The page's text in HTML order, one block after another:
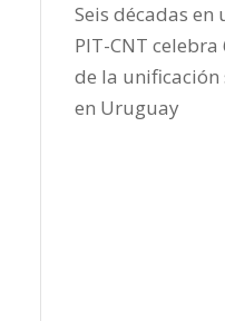
Seis décadas en
PIT-CNT celebra
de la unificación
en Uruguay